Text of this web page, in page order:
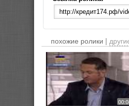
похожие ролики |